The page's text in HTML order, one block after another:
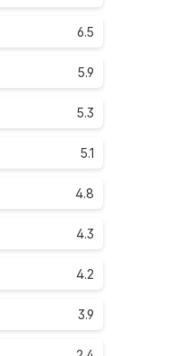
6.5
5.9
5.3
5.1
4.8
4.3
4.2
3.9